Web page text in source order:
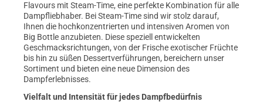
Flavours mit Steam-Time, eine perfekte Kombination für alle
Dampfliebhaber. Bei Steam-Time sind wir stolz darauf,
Ihnen die hochkonzentrierten und intensiven Aromen von
Big Bottle anzubieten. Diese speziell entwickelten
Geschmacksrichtungen, von der Frische exotischer Früchte
bis hin zu süßen Dessertverführungen, bereichern unser
Sortiment und bieten eine neue Dimension des
Dampferlebnisses.
Vielfalt und Intensität für jedes Dampfbedürfnis